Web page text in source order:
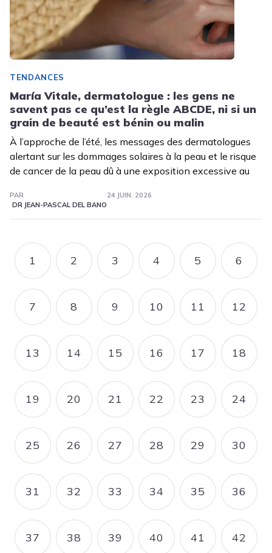
TENDANCES
María Vitale, dermatologue : les gens ne
savent pas ce qu’est la règle ABCDE, ni si un
grain de beauté est bénin ou malin
À l’approche de l’été, les messages des dermatologues
alertant sur les dommages solaires à la peau et le risque
de cancer de la peau dû à une exposition excessive au
PAR
DR JEAN-PASCAL DEL BANO
24 JUIN. 2026
Pagination
PAGE
1 PAGE
2 PAGE
3 PAGE
4 PAGE
5 PAGE
6
PAGE
7 PAGE
8 PAGE
9 PAGE
10 PAGE
11 PAGE
12
PAGE
13 PAGE
14 PAGE
15 PAGE
16 PAGE
17 PAGE
18
PAGE
19 PAGE
20 PAGE
21 PAGE
22 PAGE
23 PAGE
24
PAGE
25 PAGE
26 PAGE
27 PAGE
28 PAGE
29 PAGE
30
PAGE
31 PAGE
32 PAGE
33 PAGE
34 PAGE
35 PAGE
36
PAGE
37 PAGE
38 PAGE
39 PAGE
40 PAGE
41 PAGE
42